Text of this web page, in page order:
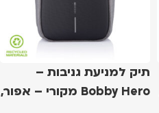
תיק למניעת גניבות –
Bobby Hero מקורי – אפור,